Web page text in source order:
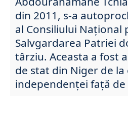
din 2011, s-a
al Consiliului Național
Salvgardarea Patriei
târziu. Aceasta a fost
de stat din Niger de
independenței față de